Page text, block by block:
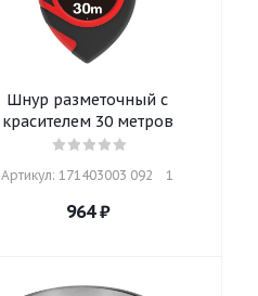
Шнур разметочный с
красителем 30 метров
Артикул: 171403003 092    1
964₽